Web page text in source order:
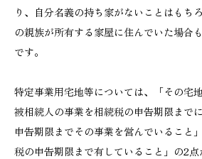
り、自分名義の持ち家がないことはもち
の親族が所有する家屋に住んでいた場合
です。
特定事業用宅地等については、「その宅
被相続人の事業を相続税の申告期限まで
申告期限までその事業を営んでいること
税の申告期限まで有していること」の2